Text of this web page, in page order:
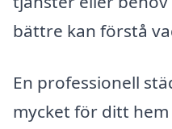
bättre kan förstå
En professionell
mycket för ditt